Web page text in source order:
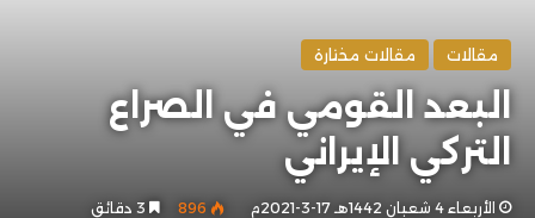
مقالات مقالات مختارة
البعد القومي في الصراع
التركي الإيراني
الأربعاء 4 شعبان 1442هـ 17-3-2021م 896